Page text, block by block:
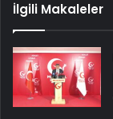
İlgili Makaleler